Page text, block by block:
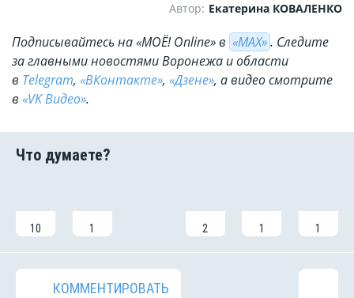
Автор: Екатерина КОВАЛЕНКО
Подписывайтесь на «МОЁ! Online» в «МАХ». Cледите
за главными новостями Воронежа и области
в Telegram, «ВКонтакте», «Дзене», а видео смотрите
в «VK Видео».
10 1 2 1 1
КОММЕНТИРОВАТЬ